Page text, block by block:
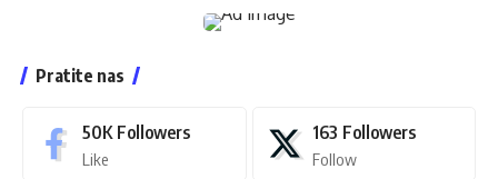
Pratite nas
50K Followers
Like
163 Followers
Follow